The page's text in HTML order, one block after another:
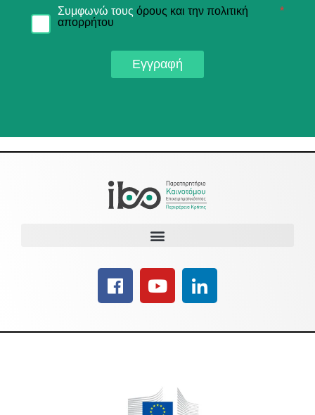
Συμφωνώ τους όρους και την πολιτική
απορρήτου
*
Εγγραφή